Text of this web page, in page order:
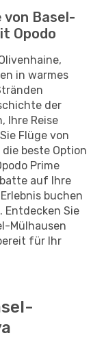
von Basel-
Opodo
in warmes
der
Ihre Reise
Flüge von
beste Option
Prime
auf Ihre
buchen
Entdecken Sie
Mülhausen
für Ihr